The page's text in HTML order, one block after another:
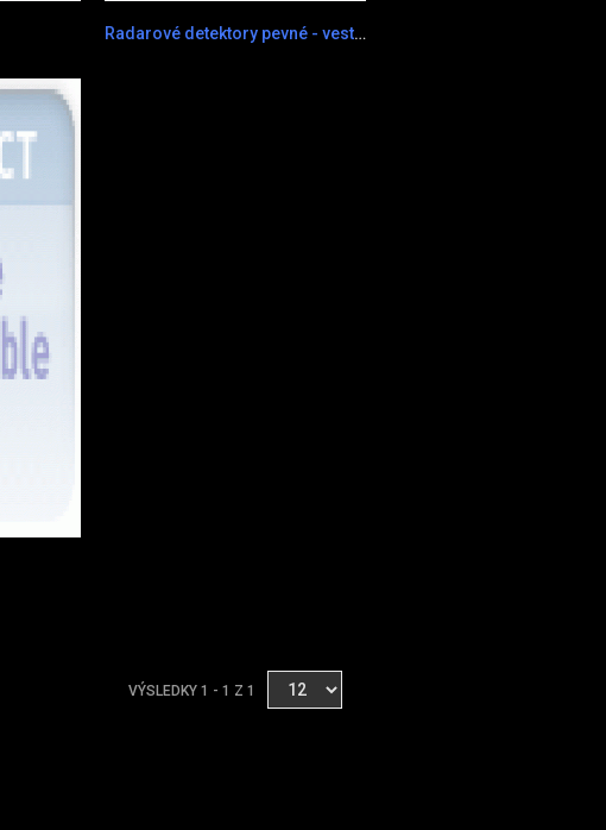
Radarové detektory pevné - vestavěné
VÝSLEDKY 1 - 1 Z 1